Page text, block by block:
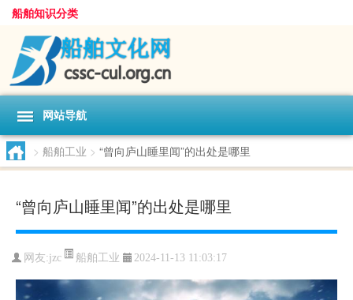
船舶知识分类
网站导航
> 船舶工业 > “曾向庐山睡里闻”的出处是哪里
“曾向庐山睡里闻”的出处是哪里
网友:jzc 船舶工业 2024-11-13 11:03:17